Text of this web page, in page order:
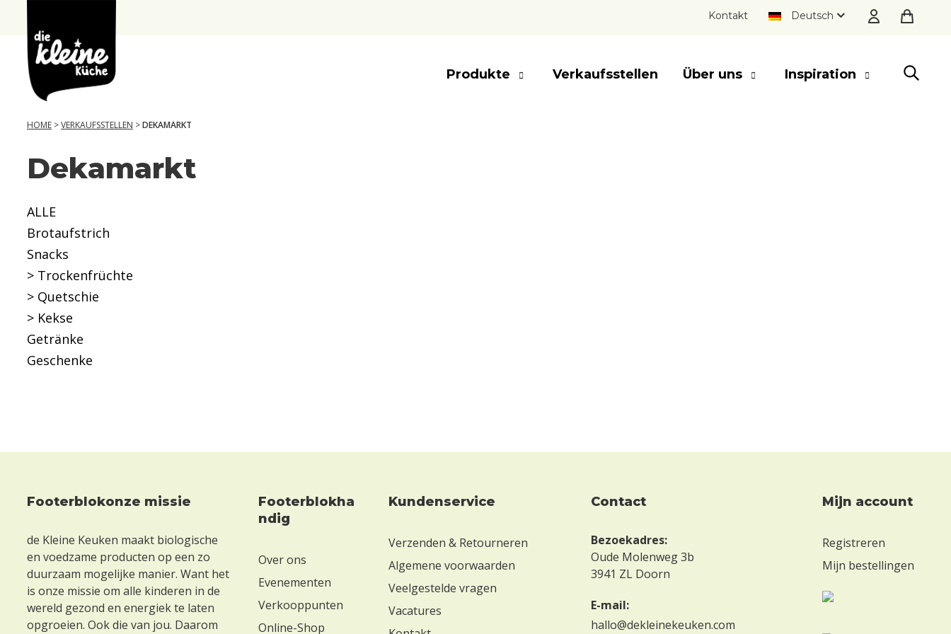
Kontakt Deutsch
Die
Kleine
Küche
Produkte Verkaufsstellen Über uns Inspiration
HOME >VERKAUFSSTELLEN >DEKAMARKT
Dekamarkt
ALLE
Brotaufstrich
Snacks
> Trockenfrüchte
> Quetschie
> Kekse
Getränke
Geschenke
Footer
Footerblokonze missie
de Kleine Keuken maakt biologische
en voedzame producten op een zo
duurzaam mogelijke manier. Want het
is onze missie om alle kinderen in de
wereld gezond en energiek te laten
opgroeien. Ook die van jou. Daarom
Footerblokha
ndig
Over ons
Evenementen
Verkooppunten
Online-Shop
Kundenservice
Verzenden & Retourneren
Algemene voorwaarden
Veelgestelde vragen
Vacatures
contact
Bezoekadres:
Oude Molenweg 3b
3941 ZL Doorn
E-mail:
hallo@dekleinekeuken.com
mijn account
Registreren
Mijn bestellingen